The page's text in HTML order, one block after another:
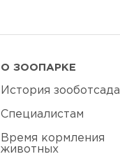
О ЗООПАРКЕ
История зооботсада
Специалистам
Время кормления
животных